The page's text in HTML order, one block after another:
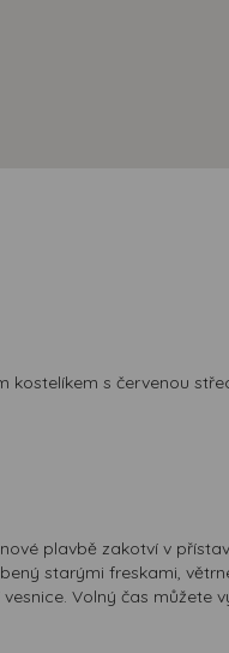
kostelíkem s červenou
plavbě zakotví v
starými freskami,
Volný čas můžete